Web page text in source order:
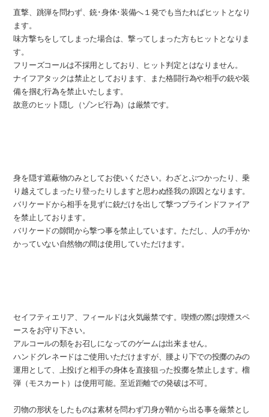
直撃、跳弾を問わず、銃･身体･装備へ１発でも当たればヒットとなり
ます。
味方撃ちをしてしまった場合は、撃ってしまった方もヒットとなりま
す。
フリーズコールは不採用としており、ヒット判定とはなりません。
ナイフアタックは禁止としております、また格闘行為や相手の銃や装
備を掴む行為を禁止いたします。
故意のヒット隠し（ゾンビ行為）は厳禁です。
身を隠す遮蔽物のみとしてお使いください。わざとぶつかったり、乗
り越えてしまったり登ったりしますと思わぬ怪我の原因となります。
バリケードから相手を見ずに銃だけを出して撃つブラインドファイア
を禁止しております。
バリケードの隙間から撃つ事を禁止しています。ただし、人の手がか
かっていない自然物の間は使用していただけます。
セイフティエリア、フィールドは火気厳禁です。喫煙の際は喫煙スペ
ースをお守り下さい。
アルコールの類をお召しになってのゲームは出来ません。
ハンドグレネードはご使用いただけますが、腰より下での投擲のみの
運用として、上投げと相手の身体を直接狙った投擲を禁止します。榴
弾（モスカート）は使用可能。至近距離での発破は不可。
刃物の形状をしたものは素材を問わず刀身が鞘から出る事を厳禁とし